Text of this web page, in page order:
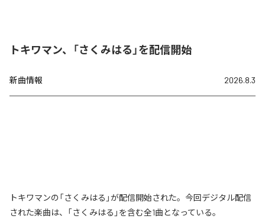
トキワマン、「さくみはる」を配信開始
新曲情報 2026.8.3
トキワマンの「さくみはる」が配信開始された。今回デジタル配信
された楽曲は、「さくみはる」を含む全1曲となっている。